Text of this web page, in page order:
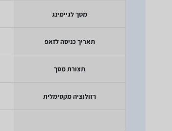
מסך לגיימינג
תאריך כניסה לזאפ
תצורת מסך
רזולוציה מקסימלית